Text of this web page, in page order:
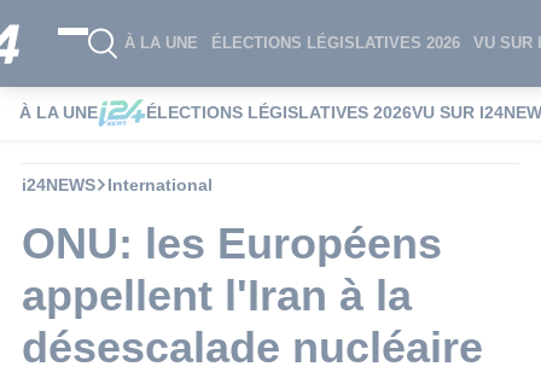
À LA UNE ÉLECTIONS LÉGISLATIVES 2026 VU SUR
À LA UNE ÉLECTIONS LÉGISLATIVES 2026VU SUR
i24NEWS International
ONU: les Européens
appellent l'Iran à la
désescalade nucléaire